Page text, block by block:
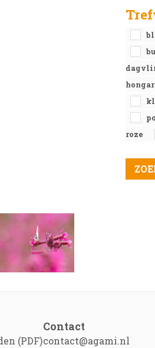
roze
(PDF)
Contact
contact@agami.nl